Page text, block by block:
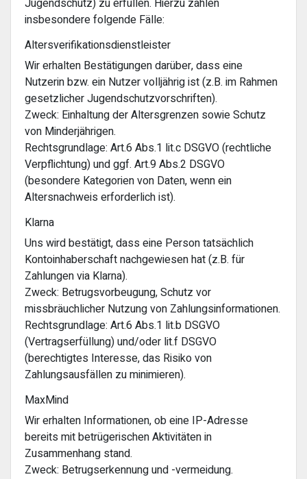
Jugendschutz) zu erfüllen. Hierzu zählen
insbesondere folgende Fälle:
Altersverifikationsdienstleister
Wir erhalten Bestätigungen darüber, dass eine
Nutzerin bzw. ein Nutzer volljährig ist (z.B. im Rahmen
gesetzlicher Jugendschutzvorschriften).
Zweck: Einhaltung der Altersgrenzen sowie Schutz
von Minderjährigen.
Rechtsgrundlage: Art.6 Abs.1 lit.c DSGVO (rechtliche
Verpflichtung) und ggf. Art.9 Abs.2 DSGVO
(besondere Kategorien von Daten, wenn ein
Altersnachweis erforderlich ist).
Klarna
Uns wird bestätigt, dass eine Person tatsächlich
Kontoinhaberschaft nachgewiesen hat (z.B. für
Zahlungen via Klarna).
Zweck: Betrugsvorbeugung, Schutz vor
missbräuchlicher Nutzung von Zahlungsinformationen.
Rechtsgrundlage: Art.6 Abs.1 lit.b DSGVO
(Vertragserfüllung) und/oder lit.f DSGVO
(berechtigtes Interesse, das Risiko von
Zahlungsausfällen zu minimieren).
MaxMind
Wir erhalten Informationen, ob eine IP-Adresse
bereits mit betrügerischen Aktivitäten in
Zusammenhang stand.
Zweck: Betrugserkennung und -vermeidung.